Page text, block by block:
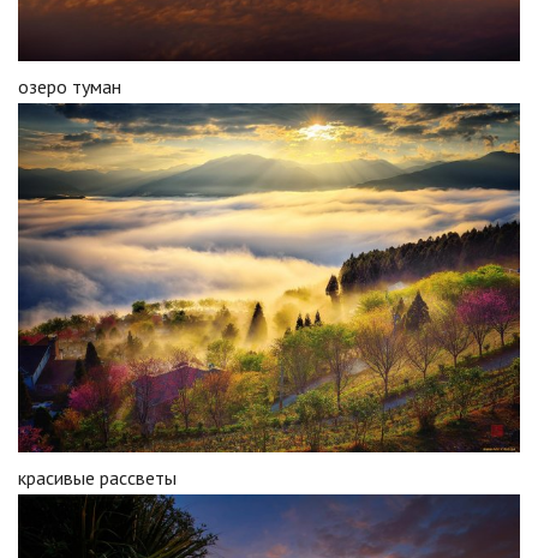
озеро туман
красивые рассветы